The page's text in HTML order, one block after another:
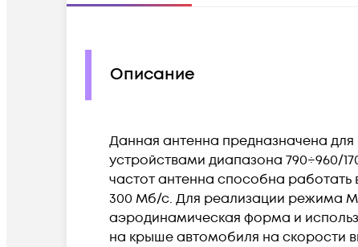
Описание
Данная антенна предназначена
устройствами диапазона 790÷960/
частот антенна способна
300 Мб/с. Для реализации режима
аэродинамическая форма и
на крыше автомобиля на скорости